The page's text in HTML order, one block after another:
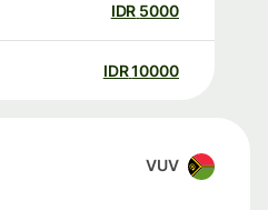
5000
IDR
10000
IDR
VUV